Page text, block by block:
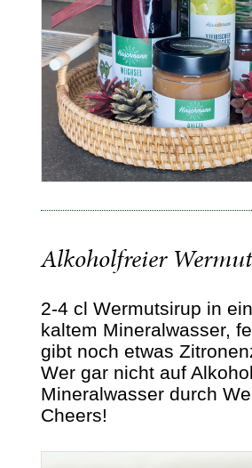
Alkoholfreier
2-4 cl Wermutsirup in
kaltem Mineralwasser,
gibt noch etwas
Wer gar nicht auf
Mineralwasser durch
Cheers!